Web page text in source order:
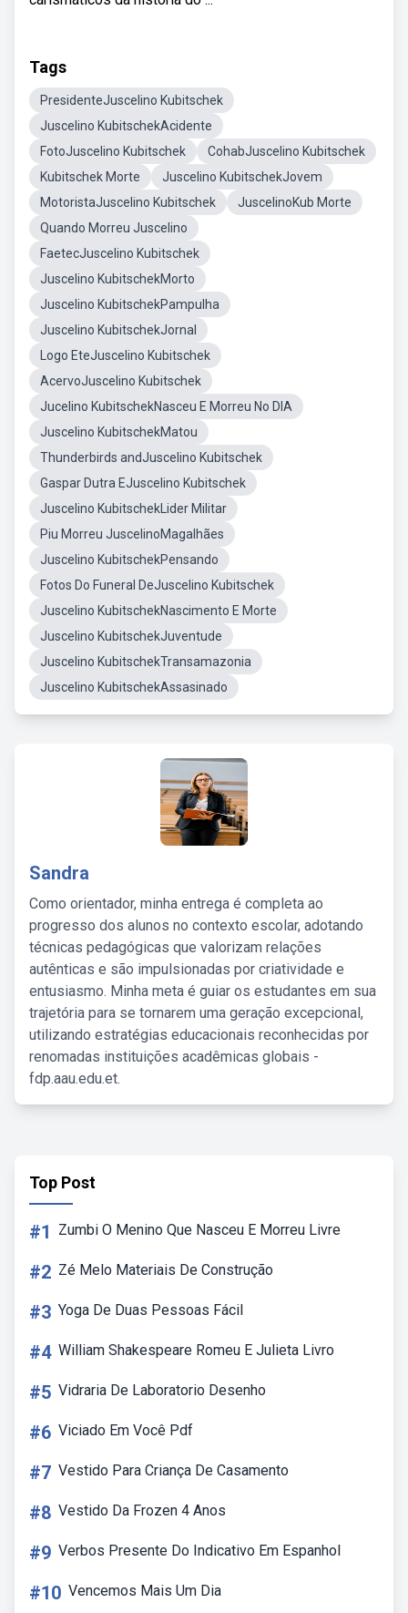
Tags
PresidenteJuscelino Kubitschek
Juscelino KubitschekAcidente
FotoJuscelino Kubitschek
CohabJuscelino Kubitschek
Kubitschek Morte
Juscelino KubitschekJovem
MotoristaJuscelino Kubitschek
JuscelinoKub Morte
Quando Morreu Juscelino
FaetecJuscelino Kubitschek
Juscelino KubitschekMorto
Juscelino KubitschekPampulha
Juscelino KubitschekJornal
Logo EteJuscelino Kubitschek
AcervoJuscelino Kubitschek
Jucelino KubitschekNasceu E Morreu No DIA
Juscelino KubitschekMatou
Thunderbirds andJuscelino Kubitschek
Gaspar Dutra EJuscelino Kubitschek
Juscelino KubitschekLider Militar
Piu Morreu JuscelinoMagalhães
Juscelino KubitschekPensando
Fotos Do Funeral DeJuscelino Kubitschek
Juscelino KubitschekNascimento E Morte
Juscelino KubitschekJuventude
Juscelino KubitschekTransamazonia
Juscelino KubitschekAssasinado
Sandra
Como orientador, minha entrega é completa ao
progresso dos alunos no contexto escolar, adotando
técnicas pedagógicas que valorizam relações
autênticas e são impulsionadas por criatividade e
entusiasmo. Minha meta é guiar os estudantes em sua
trajetória para se tornarem uma geração excepcional,
utilizando estratégias educacionais reconhecidas por
renomadas instituições acadêmicas globais -
fdp.aau.edu.et.
Top Post
#1 Zumbi O Menino Que Nasceu E Morreu Livre
#2 Zé Melo Materiais De Construção
#3 Yoga De Duas Pessoas Fácil
#4 William Shakespeare Romeu E Julieta Livro
#5 Vidraria De Laboratorio Desenho
#6 Viciado Em Você Pdf
#7 Vestido Para Criança De Casamento
#8 Vestido Da Frozen 4 Anos
#9 Verbos Presente Do Indicativo Em Espanhol
#10 Vencemos Mais Um Dia